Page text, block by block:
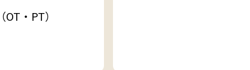
・PT）